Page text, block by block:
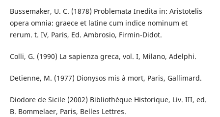
Bussemaker, U. C. (1878) Problemata Inedita in: Aristotelis
opera omnia: graece et latine cum indice nominum et
rerum. t. IV, Paris, Ed. Ambrosio, Firmin-Didot.
Colli, G. (1990) La sapienza greca, vol. I, Milano, Adelphi.
Detienne, M. (1977) Dionysos mis à mort, Paris, Gallimard.
Diodore de Sicile (2002) Bibliothèque Historique, Liv. III, ed.
B. Bommelaer, Paris, Belles Lettres.